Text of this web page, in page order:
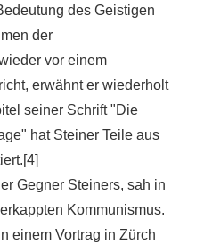
des Geistigen
der
vor einem
erwähnt er wiederholt
seiner Schrift "Die
hat Steiner Teile aus
Gegner Steiners, sah in
Kommunismus.
einem Vortrag in Zürch